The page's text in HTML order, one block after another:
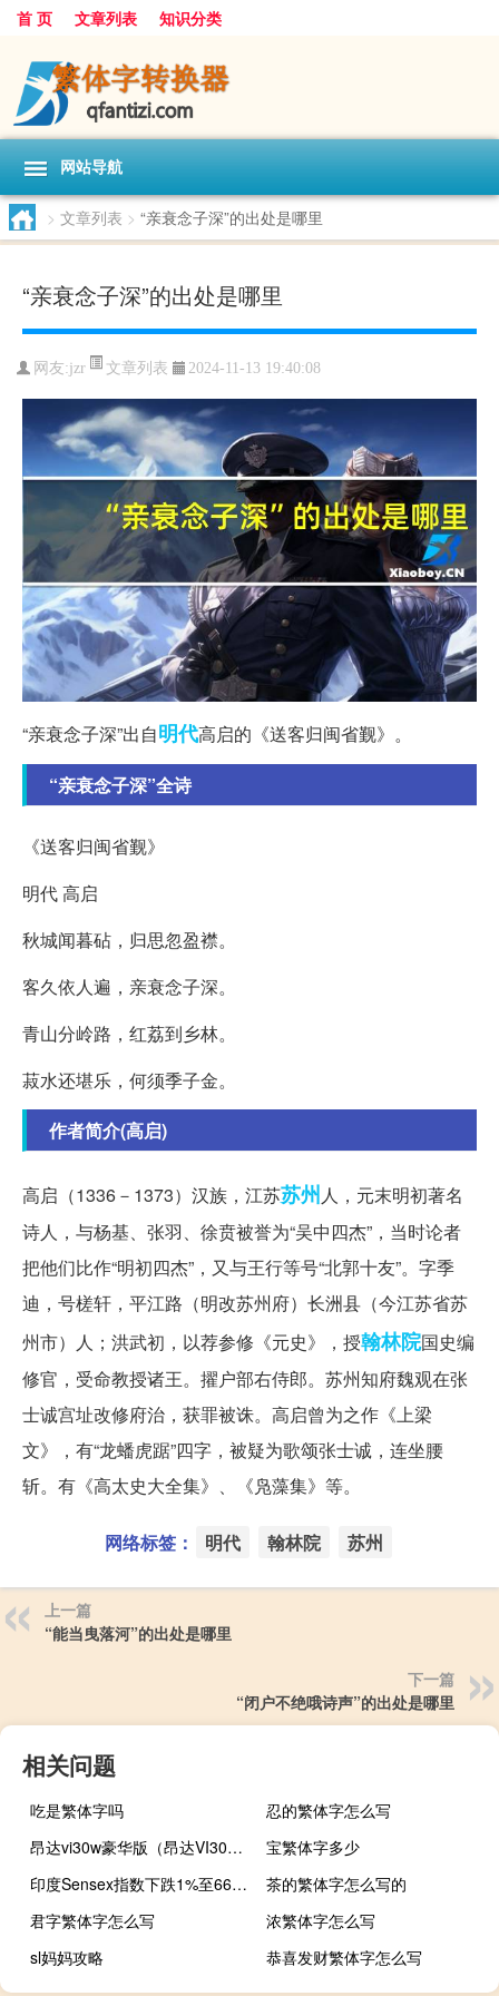
首 页 文章列表 知识分类
网站导航
> 文章列表 > “亲衰念子深”的出处是哪里
“亲衰念子深”的出处是哪里
网友:jzr 文章列表 2024-11-13 19:40:08
“亲衰念子深”出自明代高启的《送客归闽省觐》。
“亲衰念子深”全诗
《送客归闽省觐》
明代 高启
秋城闻暮砧，归思忽盈襟。
客久依人遍，亲衰念子深。
青山分岭路，红荔到乡林。
菽水还堪乐，何须季子金。
作者简介(高启)
高启（1336－1373）汉族，江苏苏州 人，元末明初著名
诗人，与杨基、张羽、徐贲被誉为“吴中四杰”，当时论者
把他们比作“明初四杰”，又与王行等号“北郭十友”。字季
迪，号槎轩，平江路（明改苏州府）长洲县（今江苏省苏
州市）人；洪武初，以荐参修《元史》，授翰林院国史编
修官，受命教授诸王。擢户部右侍郎。苏州知府魏观在张
士诚宫址改修府治，获罪被诛。高启曾为之作《上梁
文》，有“龙蟠虎踞”四字，被疑为歌颂张士诚，连坐腰
斩。有《高太史大全集》、《凫藻集》等。
网络标签： 明代 翰林院 苏州
上一篇
“能当曳落河”的出处是哪里
下一篇
“闭户不绝哦诗声”的出处是哪里
相关问题
吃是繁体字吗
忍的繁体字怎么写
昂达vi30w豪华版（昂达VI30W豪华版平板及怎么样）
宝繁体字多少
印度Sensex指数下跌1%至66920.56点
茶的繁体字怎么写的
君字繁体字怎么写
浓繁体字怎么写
sl妈妈攻略
恭喜发财繁体字怎么写